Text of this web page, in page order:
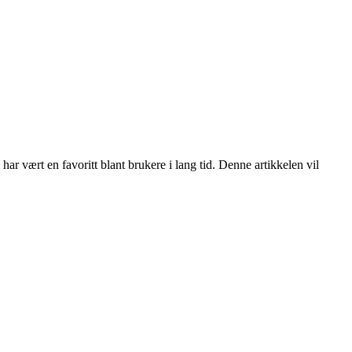
vært en favoritt blant brukere i lang tid. Denne artikkelen vil